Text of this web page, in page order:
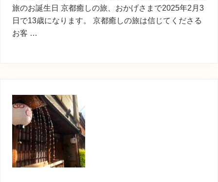
旅のお誕生日 京都癒しの旅、おかげさまで2025年2月3
日で13歳になります。 京都癒しの旅は信じてくださる
お客 …